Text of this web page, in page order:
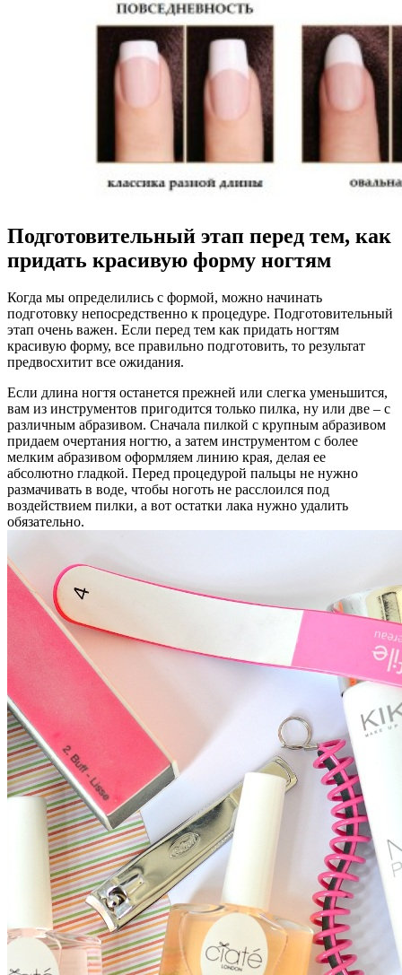
Подготовительный этап перед тем, как
придать красивую форму ногтям
Когда мы определились с формой, можно начинать
подготовку непосредственно к процедуре. Подготовительный
этап очень важен. Если перед тем как придать ногтям
красивую форму, все правильно подготовить, то результат
предвосхитит все ожидания.
Если длина ногтя останется прежней или слегка уменьшится,
вам из инструментов пригодится только пилка, ну или две – с
различным абразивом. Сначала пилкой с крупным абразивом
придаем очертания ногтю, а затем инструментом с более
мелким абразивом оформляем линию края, делая ее
абсолютно гладкой. Перед процедурой пальцы не нужно
размачивать в воде, чтобы ноготь не расслоился под
воздействием пилки, а вот остатки лака нужно удалить
обязательно.